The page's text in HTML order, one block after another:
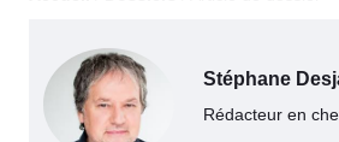
Stéphane
Rédacteur en